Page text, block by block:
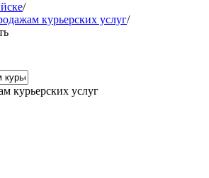
/
курьерских услуг/
курьерских услуг